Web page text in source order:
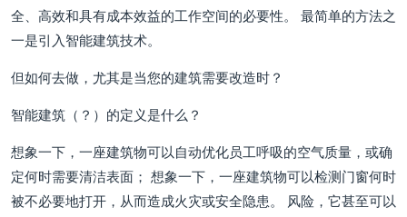
全、高效和具有成本效益的工作空间的必要性。 最简单的方法之
一是引入智能建筑技术。
但如何去做，尤其是当您的建筑需要改造时？
智能建筑（？）的定义是什么？
想象一下，一座建筑物可以自动优化员工呼吸的空气质量，或确
定何时需要清洁表面； 想象一下，一座建筑物可以检测门窗何时
被不必要地打开，从而造成火灾或安全隐患。 风险，它甚至可以